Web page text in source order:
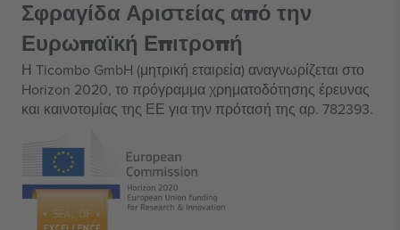
Σφραγίδα Αριστείας από την
Ευρωπαϊκή Επιτροπή
Η Ticombo GmbH (μητρική εταιρεία) αναγνωρίζεται στο
Horizon 2020, το πρόγραμμα χρηματοδότησης έρευνας
και καινοτομίας της ΕΕ για την πρότασή της αρ. 782393.